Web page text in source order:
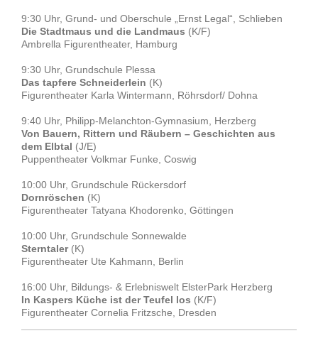
9:30 Uhr, Grund- und Oberschule „Ernst Legal“, Schlieben
Die Stadtmaus und die Landmaus (K/F)
Ambrella Figurentheater, Hamburg
9:30 Uhr, Grundschule Plessa
Das tapfere Schneiderlein (K)
Figurentheater Karla Wintermann, Röhrsdorf/ Dohna
9:40 Uhr, Philipp-Melanchton-Gymnasium, Herzberg
Von Bauern, Rittern und Räubern – Geschichten aus
dem Elbtal (J/E)
Puppentheater Volkmar Funke, Coswig
10:00 Uhr, Grundschule Rückersdorf
Dornröschen (K)
Figurentheater Tatyana Khodorenko, Göttingen
10:00 Uhr, Grundschule Sonnewalde
Sterntaler(K)
Figurentheater Ute Kahmann, Berlin
16:00 Uhr, Bildungs- & Erlebniswelt ElsterPark Herzberg
In Kaspers Küche ist der Teufel los (K/F)
Figurentheater Cornelia Fritzsche, Dresden